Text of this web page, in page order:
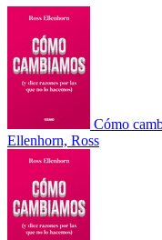
Cómo
Ellenhorn, Ross